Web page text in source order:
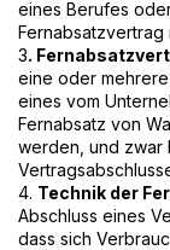
eines Berufes
Fernabsatzvertrag
3.
eine oder mehrere
eines vom
Fernabsatz von
werden, und zwar
4. Technik der
Abschluss eines
dass sich